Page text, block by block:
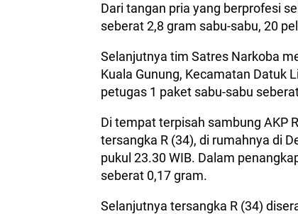
Dari tangan pria yang berprofesi
seberat 2,8 gram sabu-sabu, 20
Selanjutnya tim Satres Narkoba
Kuala Gunung, Kecamatan Datuk
petugas 1 paket sabu-sabu
Di tempat terpisah sambung AKP
tersangka R (34), di rumahnya di
pukul 23.30 WIB. Dalam
seberat 0,17 gram.
Selanjutnya tersangka R (34)